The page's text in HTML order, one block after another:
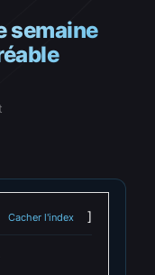
semaine
Cacher l'index